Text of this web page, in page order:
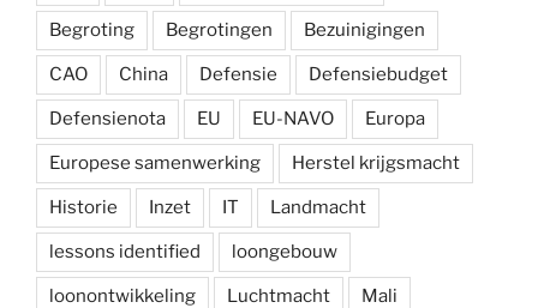
Begroting Begrotingen Bezuinigingen
CAO China Defensie Defensiebudget
Defensienota EU EU-NAVO Europa
Europese samenwerking Herstel krijgsmacht
Historie Inzet IT Landmacht
lessons identified loongebouw
loonontwikkeling Luchtmacht Mali